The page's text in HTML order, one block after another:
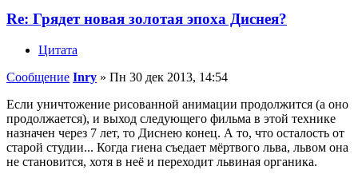
Re: Грядет новая золотая эпоха Диснея?
Цитата
Сообщение Inry » Пн 30 дек 2013, 14:54
Если уничтожение рисованной анимации продолжится (а оно
продолжается), и выход следующего фильма в этой технике
назначен через 7 лет, то Диснею конец. А то, что осталость от
старой студии... Когда гиена съедает мёртвого льва, львом она
не становится, хотя в неё и переходит львиная органика.